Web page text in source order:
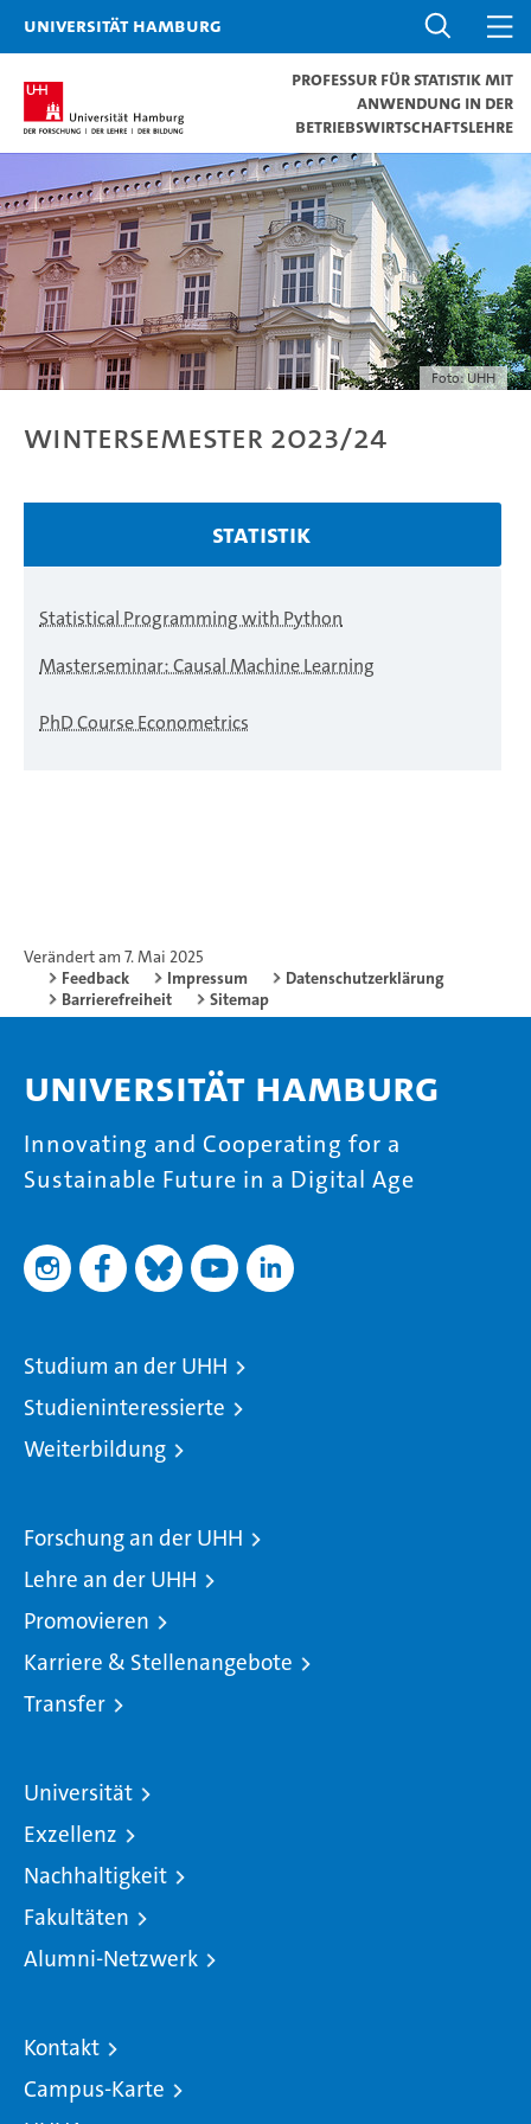
Universität Hamburg
Professur für Statistik mit
Anwendung in der
Betriebswirtschaftslehre
Foto: UHH
Wintersemester 2023/24
STATISTIK
Statistical Programming with Python
Masterseminar: Causal Machine Learning
PhD Course Econometrics
Verändert am 7. Mai 2025
Feedback
Impressum
Datenschutzerklärung
Barrierefreiheit
Sitemap
Universität Hamburg
Innovating and Cooperating for a
Sustainable Future in a Digital Age
Studium an der UHH
Studieninteressierte
Weiterbildung
Forschung an der UHH
Lehre an der UHH
Promovieren
Karriere & Stellenangebote
Transfer
Universität
Exzellenz
Nachhaltigkeit
Fakultäten
Alumni-Netzwerk
Kontakt
Campus-Karte